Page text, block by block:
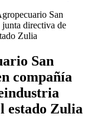
San
directiva de
Zulia
San
compañía
estado Zulia